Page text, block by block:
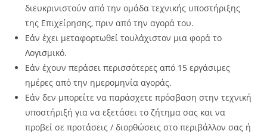
διευκρινιστούν από την ομάδα τεχνικής υποστήριξης
της Επιχείρησης, πριν από την αγορά του.
Εάν έχει μεταφορτωθεί τουλάχιστον μια φορά το
Λογισμικό.
Εάν έχουν περάσει περισσότερες από 15 εργάσιμες
ημέρες από την ημερομηνία αγοράς.
Εάν δεν μπορείτε να παράσχετε πρόσβαση στην τεχνική
υποστήριξή για να εξετάσει το ζήτημα σας και να
προβεί σε προτάσεις / διορθώσεις στο περιβάλλον σας ή